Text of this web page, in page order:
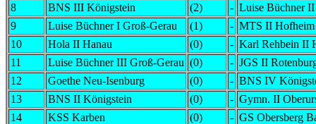
8
BNS III Königstein (2) - Luise Büchner
9
Luise Büchner I Groß-Gerau (1) - MTS II Hofheim
10
Hola II Hanau (0) - Karl Rehbein II
11
Luise Büchner III Groß-Gerau (0) - JGS II
12
Goethe Neu-Isenburg (0) - BNS IV
13
BNS II Königstein (0) - Gymn. II
14
KSS Karben (0) - GS Obersberg